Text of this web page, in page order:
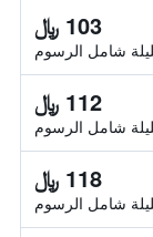
103 ﷼
شامل الرسوم
112 ﷼
شامل الرسوم
118 ﷼
شامل الرسوم